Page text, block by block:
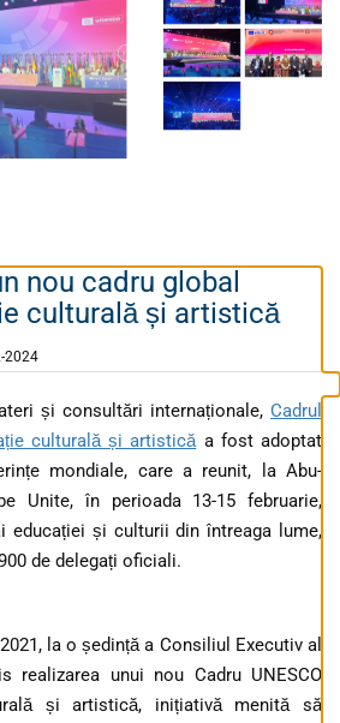
nou cadru global
culturală și artistică
2024
și consultări internaționale, Cadrul
culturală și artisticăa fost adoptat
mondiale, care a reunit, la Abu-
Unite, în perioada 13-15 februarie,
educației și culturii din întreaga lume,
de delegați oficiali.
la o ședință a Consiliul Executiv al
realizarea unui nou Cadru UNESCO
și artistică, inițiativă menită să